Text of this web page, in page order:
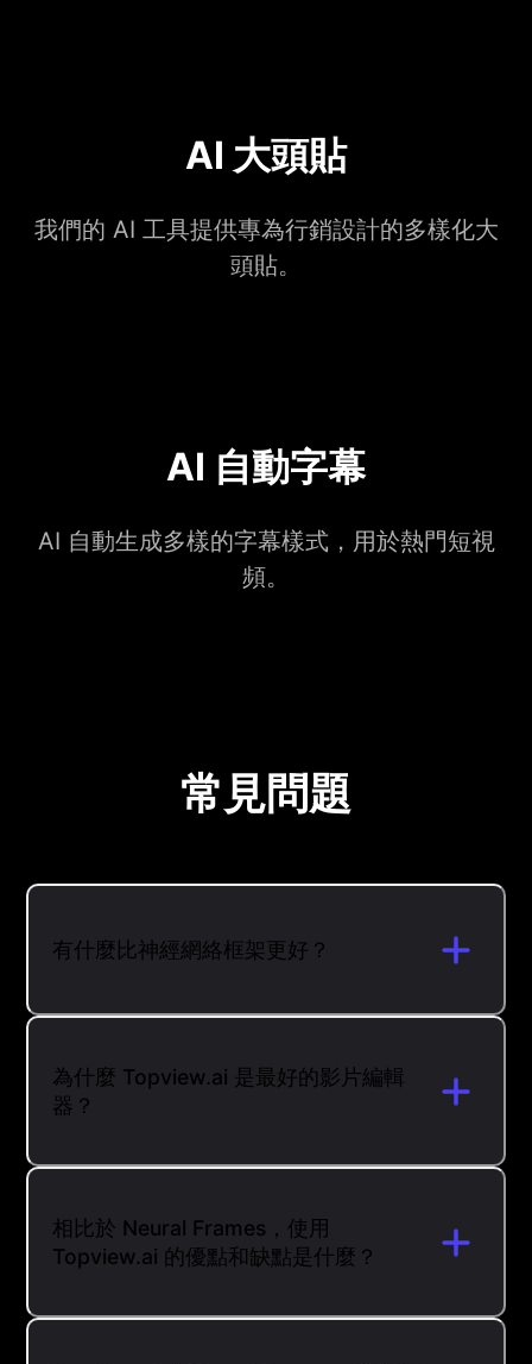
AI 大頭貼
我們的 AI 工具提供專為行銷設計的多樣化大
頭貼。
AI 自動字幕
AI 自動生成多樣的字幕樣式，用於熱門短視
頻。
常見問題
有什麼比神經網絡框架更好？
為什麼 Topview.ai 是最好的影片編輯
器？
相比於 Neural Frames，使用
Topview.ai 的優點和缺點是什麼？